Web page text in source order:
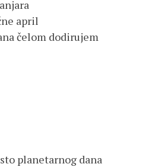
april
čelom dodirujem
planetarnog dana